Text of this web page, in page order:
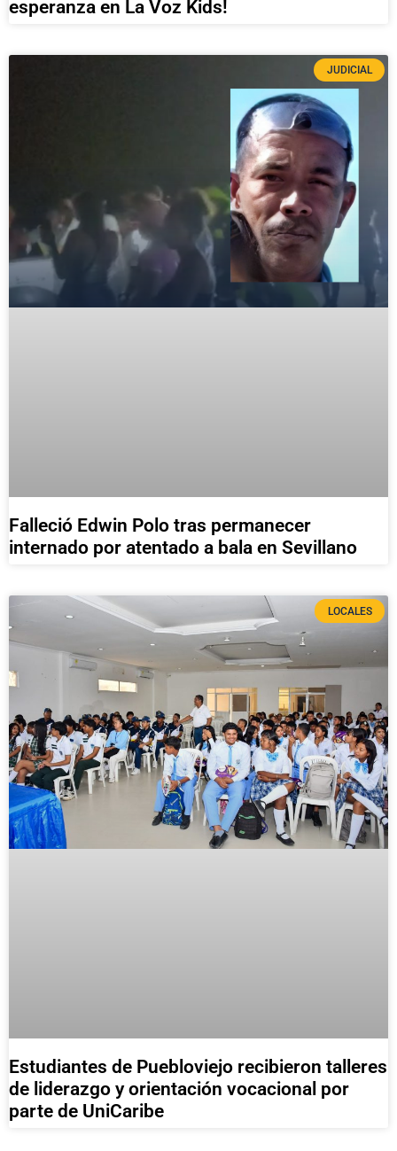
esperanza en La Voz Kids!
JUDICIAL
Falleció Edwin Polo tras permanecer
internado por atentado a bala en Sevillano
LOCALES
Estudiantes de Puebloviejo recibieron talleres
de liderazgo y orientación vocacional por
parte de UniCaribe